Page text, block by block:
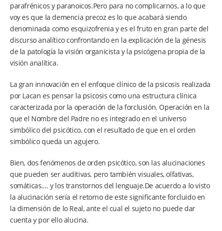
parafrénicos y paranoicos.Pero para no complicarnos, a lo que
voy es que la demencia precoz es lo que acabará siendo
denominada como esquizofrenia y es el fruto en gran parte del
discurso analítico confrontando en la explicación de la génesis
de la patología la visión organicista y la psicógena propia de la
visión analítica.
La gran innovación en el enfoque clínico de la psicosis realizada
por Lacan es pensar la psicosis como una estructura clínica
caracterizada por la operación de la forclusión. Operación en la
que el Nombre del Padre no es integrado en el universo
simbólico del psicótico, con el resultado de que en el orden
simbólico queda un agujero.
Bien, dos fenómenos de orden psicótico, son las alucinaciones
que pueden ser auditivas, pero también visuales, olfativas,
somáticas…. y los transtornos del lenguaje.De acuerdo a lo visto
la alucinación sería el retorno de este significante forcluido en
la dimensión de lo Real, ante el cual el sujeto no puede dar
cuenta y por ello alucina.